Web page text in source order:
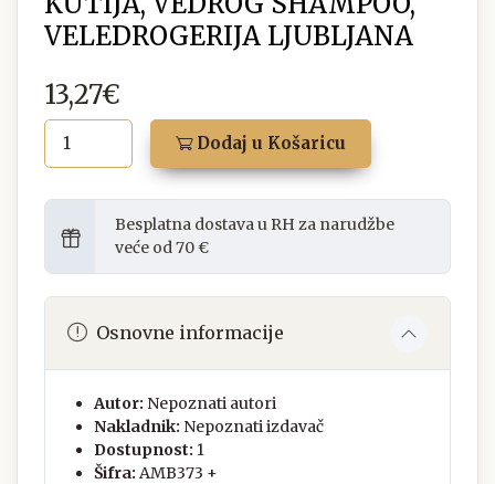
VELEDROGERIJA LJUBLJANA
13,27€
Dodaj u Košaricu
Besplatna dostava u RH za narudžbe
veće od 70 €
Osnovne informacije
Autor: Nepoznati autori
Nakladnik: Nepoznati izdavač
Dostupnost: 1
Šifra: AMB373 +